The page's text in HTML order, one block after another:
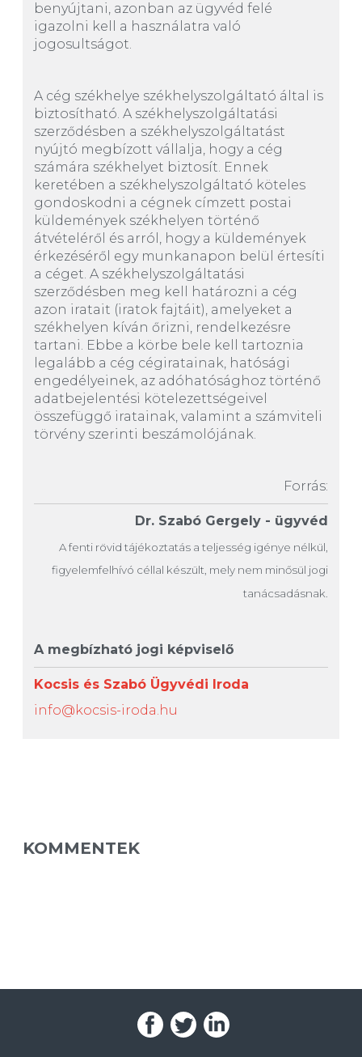
benyújtani, azonban az ügyvéd felé
igazolni kell a használatra való
jogosultságot.
A cég székhelye székhelyszolgáltató által is
biztosítható. A székhelyszolgáltatási
szerződésben a székhelyszolgáltatást
nyújtó megbízott vállalja, hogy a cég
számára székhelyet biztosít. Ennek
keretében a székhelyszolgáltató köteles
gondoskodni a cégnek címzett postai
küldemények székhelyen történő
átvételéről és arról, hogy a küldemények
érkezéséről egy munkanapon belül értesíti
a céget. A székhelyszolgáltatási
szerződésben meg kell határozni a cég
azon iratait (iratok fajtáit), amelyeket a
székhelyen kíván őrizni, rendelkezésre
tartani. Ebbe a körbe bele kell tartoznia
legalább a cég cégiratainak, hatósági
engedélyeinek, az adóhatósághoz történő
adatbejelentési kötelezettségeivel
összefüggő iratainak, valamint a számviteli
törvény szerinti beszámolójának.
Forrás:
Dr. Szabó Gergely - ügyvéd
A fenti rövid tájékoztatás a teljesség igénye nélkül,
figyelemfelhívó céllal készült, mely nem minősül jogi
tanácsadásnak.
A megbízható jogi képviselő
Kocsis és Szabó Ügyvédi Iroda
info@kocsis-iroda.hu
KOMMENTEK